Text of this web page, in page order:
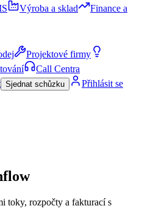
Výroba a sklad
Finance a
Projektové firmy
Call Centra
Sjednat schůzku Přihlásit se
toky, rozpočty a fakturací s